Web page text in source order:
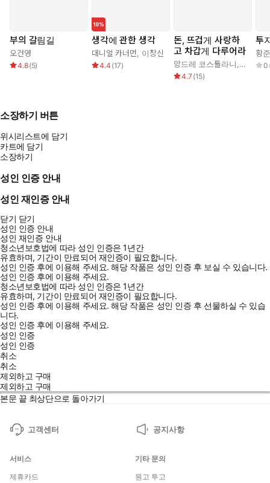
부의 갈림길
오건영
4.8(5)
생각에 관한 생각
대니얼 카너먼, 이창신
4.4 (17)
돈, 뜨겁게 사랑하
고 차갑게 다루어라
앙드레 코스톨라니, 한윤진
4.7 (15)
투
황
0
소장하기 버튼
위시리스트에 담기
카트에 담기
소장하기
성인 인증 안내
성인 재인증 안내
닫기 닫기
성인 인증 안내
성인 재인증 안내
청소년보호법에 따라 성인 인증은 1년간
유효하며, 기간이 만료되어 재인증이 필요합니다.
성인 인증 후에 이용해 주세요.해당 작품은 성인 인증 후 보실 수 있습니다.
성인 인증 후에 이용해 주세요.
청소년보호법에 따라 성인 인증은 1년간
유효하며, 기간이 만료되어 재인증이 필요합니다.
성인 인증 후에 이용해 주세요.해당 작품은 성인 인증 후 선물하실 수 있습
니다.
성인 인증 후에 이용해 주세요.
성인 인증
성인 인증
취소
취소
제외하고 구매
제외하고 구매
본문 끝 최상단으로 돌아가기
고객센터 공지사항
서비스
제휴카드
기타 문의
원고 투고